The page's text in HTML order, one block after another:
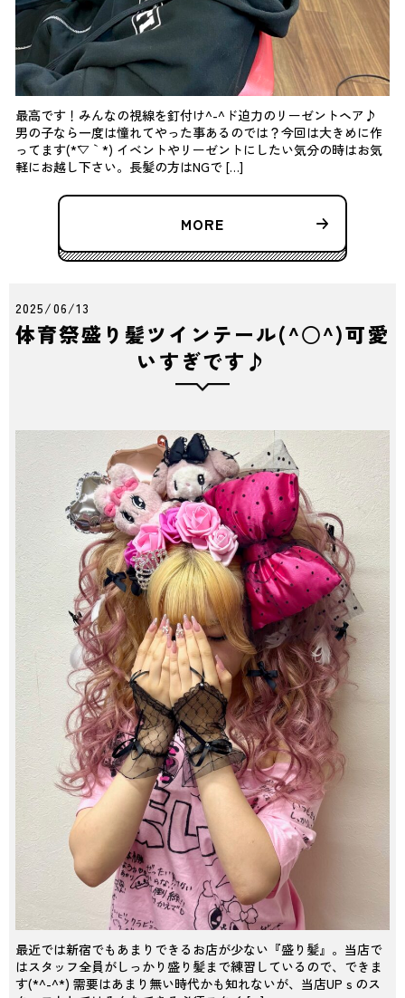
最高です！みんなの視線を釘付け^-^ド迫力のリーゼントヘア♪
男の子なら一度は憧れてやった事あるのでは？今回は大きめに作
ってます(*´▽｀*) イベントやリーゼントにしたい気分の時はお気
軽にお越し下さい。長髪の方はNGで […]
MORE
2025/06/13
体育祭盛り髪ツインテール(^○^)可愛
いすぎです♪
最近では新宿でもあまりできるお店が少ない『盛り髪』。当店で
はスタッフ全員がしっかり盛り髪まで練習しているので、できま
す(*^-^*) 需要はあまり無い時代かも知れないが、当店UPｓのス